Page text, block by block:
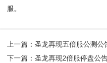
服。
上一篇：圣龙再现五倍服公测公
下一篇：圣龙再现2倍服停盘公